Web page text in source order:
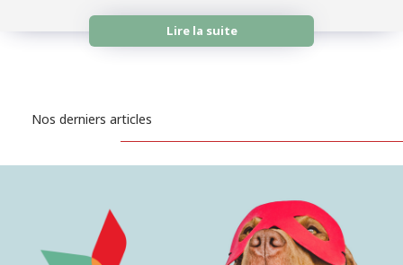
Lire la suite
Nos derniers articles